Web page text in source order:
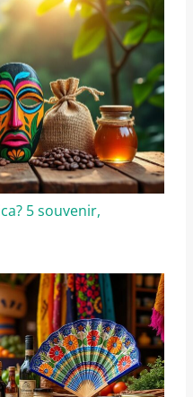
5 souvenir,